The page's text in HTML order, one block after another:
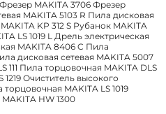
MAKITA 3706 Фрезер
MAKITA 5103 R Пила дисковая
KP 312 S Рубанок MAKITA
LS 1019 L Дрель электрическая
MAKITA 8406 C Пила
дисковая сетевая MAKITA 5007
111 Пила торцовочная MAKITA DLS
1219 Очиститель высокого
MAKITA LS 1019
HW 1300